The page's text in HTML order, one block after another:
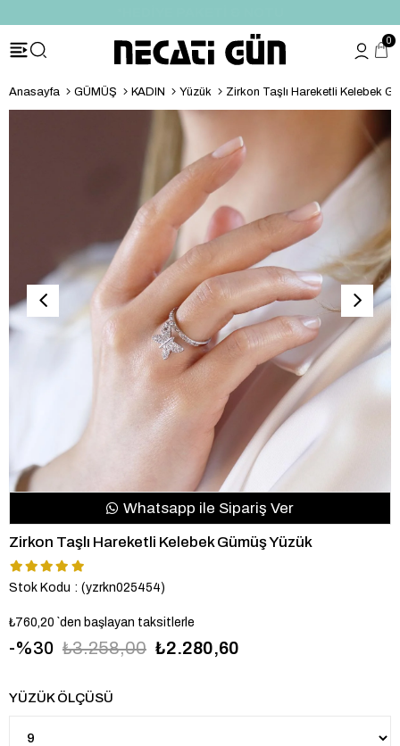
0
Anasayfa GÜMÜŞ KADIN Yüzük Zirkon Taşlı Hareketli Kelebek
Whatsapp ile Sipariş Ver
Zirkon Taşlı Hareketli Kelebek Gümüş Yüzük
Stok Kodu (yzrkn025454)
₺760,20 `den başlayan taksitlerle
30 ₺3.258,00 ₺2.280,60
YÜZÜK ÖLÇÜSÜ